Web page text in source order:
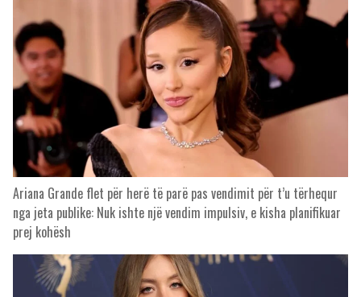
Ariana Grande flet për herë të parë pas vendimit për t’u tërhequr
nga jeta publike: Nuk ishte një vendim impulsiv, e kisha planifikuar
prej kohësh